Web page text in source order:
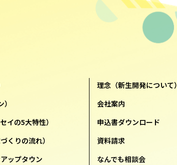
イの5大特性）
くりの流れ）
ップタウン
理念（新生開発について）
会社案内
申込書ダウンロード
資料請求
なんでも相談会